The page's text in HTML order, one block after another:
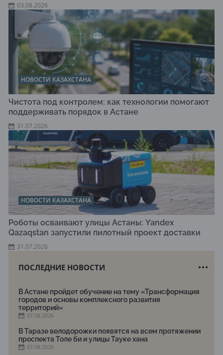
03.08.2026
НОВОСТИ КАЗАХСТАНА
Чистота под контролем: как технологии помогают
поддерживать порядок в Астане
31.07.2026
НОВОСТИ КАЗАХСТАНА
Роботы осваивают улицы Астаны: Yandex
Qazaqstan запустили пилотный проект доставки
31.07.2026
ПОСЛЕДНИЕ НОВОСТИ
В Астане пройдет обучение на тему «Трансформация
городов и основы комплексного развития
территорий»
07.08.2026
В Таразе велодорожки появятся на всем протяжении
проспекта Толе би и улицы Тауке хана
07.08.2026